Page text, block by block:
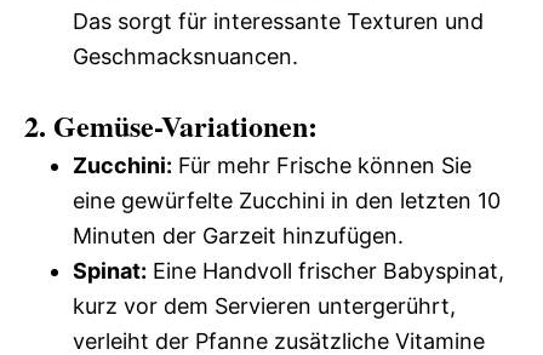
Das sorgt für interessante Texturen und
Geschmacksnuancen.
2. Gemüse-Variationen:
Zucchini: Für mehr Frische können Sie
eine gewürfelte Zucchini in den letzten 10
Minuten der Garzeit hinzufügen.
Spinat: Eine Handvoll frischer Babyspinat,
kurz vor dem Servieren untergerührt,
verleiht der Pfanne zusätzliche Vitamine